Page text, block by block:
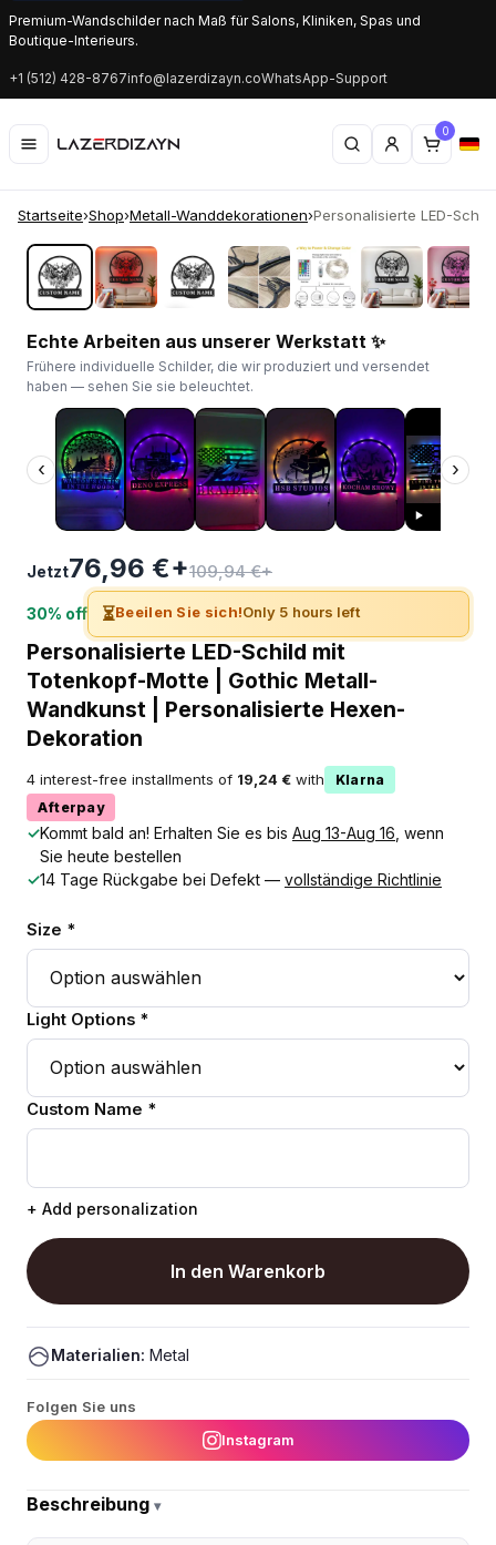
Premium-Wandschilder nach Maß für Salons, Kliniken, Spas und
Boutique-Interieurs.
+1 (512) 428-8767info@lazerdizayn.coWhatsApp-Support
0
Startseite›Shop›Metall-Wanddekorationen›Personalisierte LED-
‹ ›
Echte Arbeiten aus unserer Werkstatt ✨
Frühere individuelle Schilder, die wir produziert und versendet
haben — sehen Sie sie beleuchtet.
‹ ›
Jetzt76,96 €+109,94 €+
30% off ⏳Beeilen Sie sich!Only 5 hours left
Personalisierte LED-Schild mit
Totenkopf-Motte | Gothic Metall-
Wandkunst | Personalisierte Hexen-
Dekoration
4 interest-free installments of 19,24 € with
Klarna
Afterpay
✓Kommt bald an! Erhalten Sie es bis Aug 13-Aug 16 , wenn
Sie heute bestellen
✓14 Tage Rückgabe bei Defekt — vollständige Richtlinie
Size *
Light Options *
Custom Name *
+ Add personalization
In den Warenkorb
Materialien: Metal
Folgen Sie uns
Instagram
Beschreibung ▾